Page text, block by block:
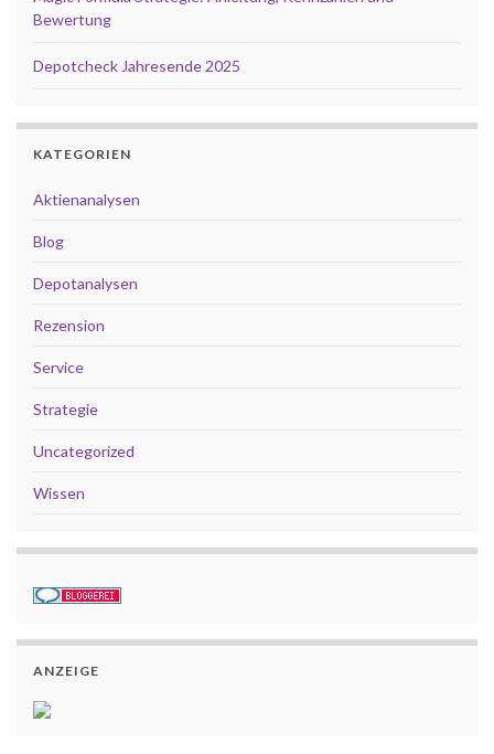
Bewertung
Depotcheck Jahresende 2025
KATEGORIEN
Aktienanalysen
Blog
Depotanalysen
Rezension
Service
Strategie
Uncategorized
Wissen
ANZEIGE